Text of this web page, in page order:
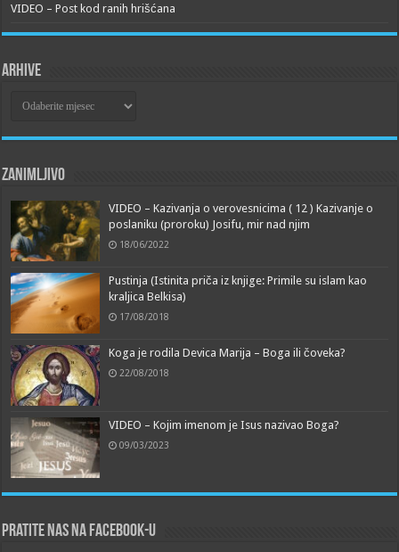
VIDEO – Post kod ranih hrišćana
Arhive
Zanimljivo
VIDEO – Kazivanja o verovesnicima ( 12 ) Kazivanje o
poslaniku (proroku) Josifu, mir nad njim
18/06/2022
Pustinja (Istinita priča iz knjige: Primile su islam kao
kraljica Belkisa)
17/08/2018
Koga je rodila Devica Marija – Boga ili čoveka?
22/08/2018
VIDEO – Kojim imenom je Isus nazivao Boga?
09/03/2023
Pratite nas na Facebook-u